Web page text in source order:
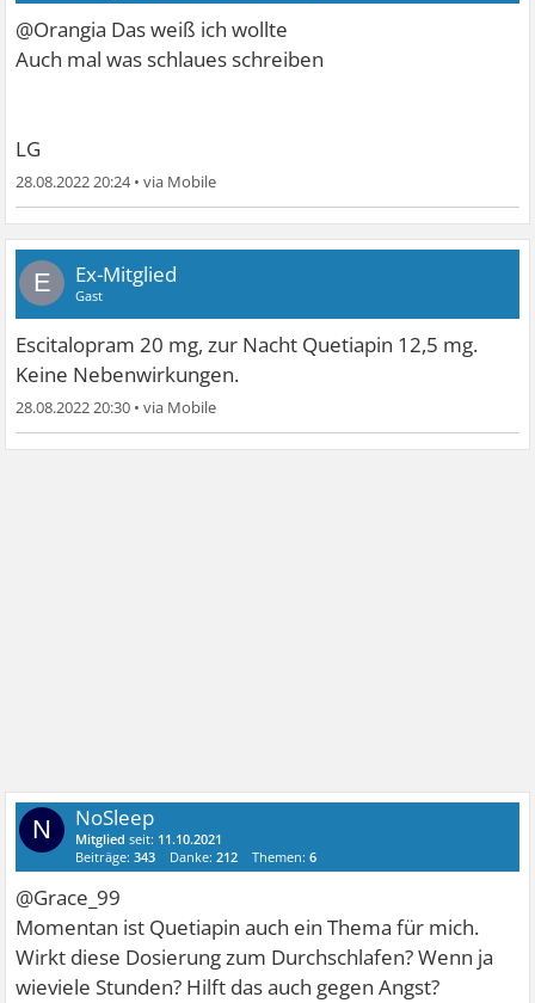
@Orangia Das weiß ich wollte
Auch mal was schlaues schreiben
LG
28.08.2022 20:24•
E Ex-Mitglied
Gast
Escitalopram 20 mg, zur Nacht Quetiapin 12,5 mg.
Keine Nebenwirkungen.
28.08.2022 20:30 •
N NoSleep
Mitglied seit: 11.10.2021
Beiträge:343 Danke:212 Themen:6
@Grace_99
Momentan ist Quetiapin auch ein Thema für mich.
Wirkt diese Dosierung zum Durchschlafen? Wenn ja
wieviele Stunden? Hilft das auch gegen Angst?